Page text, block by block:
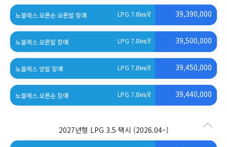
노블레스 오른손 오른발 장애 LPG 7.8㎞/ℓ 39,390,000
노블레스 오른발 장애 LPG 7.8㎞/ℓ 39,500,000
노블레스 양발 장애 LPG 7.8㎞/ℓ 39,450,000
노블레스 오른손 장애 LPG 7.8㎞/ℓ 39,440,000
2027년형 LPG 3.5 택시 (2026.04~)